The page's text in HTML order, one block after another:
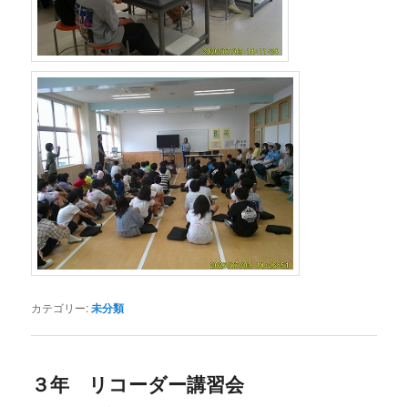
カテゴリー:未分類
３年 リコーダー講習会